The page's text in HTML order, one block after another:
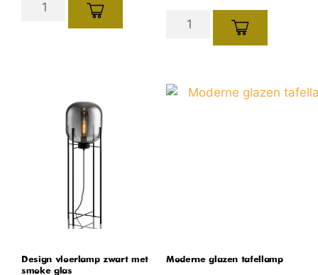
Design vloerlamp zwart met
smoke glas
Moderne glazen tafellamp